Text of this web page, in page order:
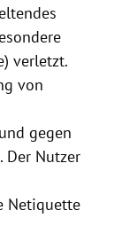
verletzt.
von
gegen
Der Nutzer
Netiquette